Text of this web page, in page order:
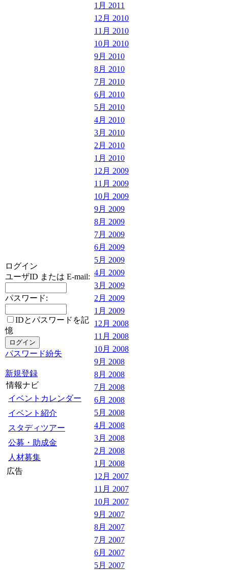
ログイン
ユーザID または E-mail:
パスワード:
IDとパスワードを記
憶
パスワード紛失
新規登録
情報ナビ
イベントカレンダー
イベント紹介
スタディツアー
公募・助成金
人材募集
広告
1月 2011
12月 2010
11月 2010
10月 2010
9月 2010
8月 2010
7月 2010
6月 2010
5月 2010
4月 2010
3月 2010
2月 2010
1月 2010
12月 2009
11月 2009
10月 2009
9月 2009
8月 2009
7月 2009
6月 2009
5月 2009
4月 2009
3月 2009
2月 2009
1月 2009
12月 2008
11月 2008
10月 2008
9月 2008
8月 2008
7月 2008
6月 2008
5月 2008
4月 2008
3月 2008
2月 2008
1月 2008
12月 2007
11月 2007
10月 2007
9月 2007
8月 2007
7月 2007
6月 2007
5月 2007